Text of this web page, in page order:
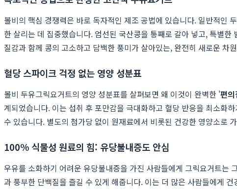
볼비의 핵심 경쟁력은 바로 독자적인 제조 공법에 있습니다. 일반적인
한 살리는 데 집중했습니다. 엄선된 국산콩을 통째로 갈아 넣고, 특별
질감과 함께 콩의 고소하고 담백한 풍미가 살아있는, 완전히 새로운
혈당 스파이크 걱정 없는 영양 성분표
볼비 두유그릭요거트의 영양 성분표를 살펴보면 왜 이것이 완벽한 '편의
계되었습니다. 이는 섭취 후 포만감을 극대화하고 혈당 반응을 최소화
수 있습니다. 별도의 첨가당 없이 원재료에서 비롯된 건강한 영양소로
100% 식물성 원료의 힘: 유당불내증도 안심
우유를 소화하기 어려운 유당불내증을 가진 사람들에게 그릭요거트
과 풍부한 단백질을 즐길 수 있게 해줍니다. 이는 더 많은 사람들에게